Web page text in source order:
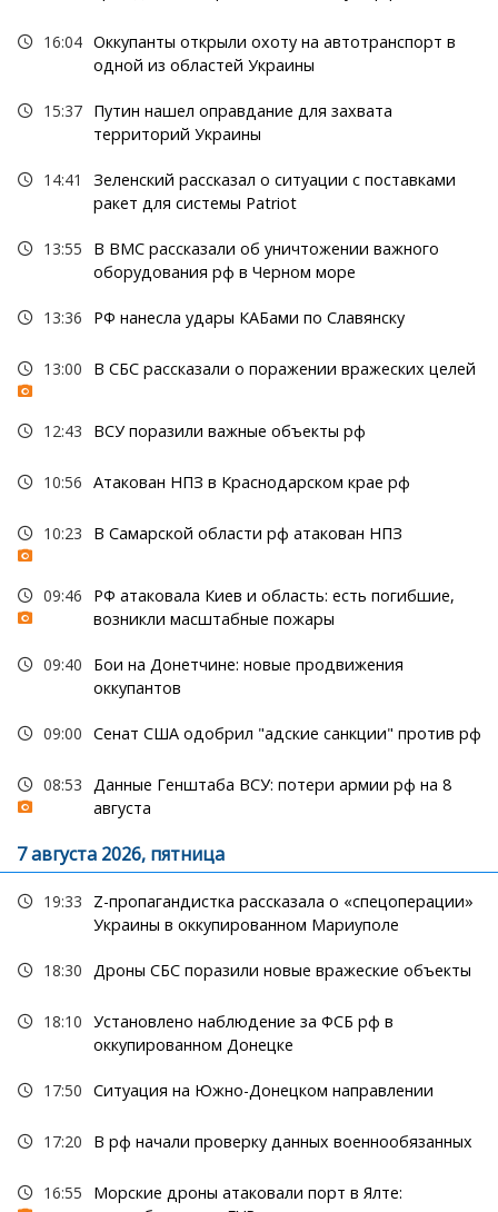
16:04 Оккупанты открыли охоту на автотранспорт в
одной из областей Украины
15:37 Путин нашел оправдание для захвата
территорий Украины
14:41
Зеленский рассказал о ситуации с поставками
ракет для системы Patriot
13:55
В ВМС рассказали об уничтожении важного
оборудования рф в Черном море
13:36 РФ нанесла удары КАБами по Славянску
13:00 В СБС рассказали о поражении вражеских целей
12:43 ВСУ поразили важные объекты рф
10:56 Атакован НПЗ в Краснодарском крае рф
10:23 В Самарской области рф атакован НПЗ
09:46
РФ атаковала Киев и область: есть погибшие,
возникли масштабные пожары
09:40
Бои на Донетчине: новые продвижения
оккупантов
09:00 Сенат США одобрил "адские санкции" против рф
08:53 Данные Генштаба ВСУ: потери армии рф на 8
августа
7 августа 2026, пятница
19:33
Z-пропагандистка рассказала о «спецоперации»
Украины в оккупированном Мариуполе
18:30 Дроны СБС поразили новые вражеские объекты
18:10 Установлено наблюдение за ФСБ рф в
оккупированном Донецке
17:50 Ситуация на Южно-Донецком направлении
17:20 В рф начали проверку данных военнообязанных
16:55
Морские дроны атаковали порт в Ялте: